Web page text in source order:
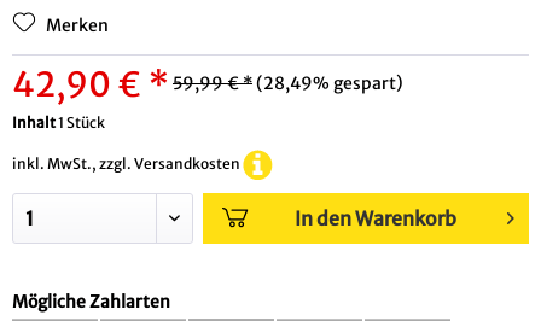
Merken
42,90 € * 59,99 € *(28,49% gespart)
Inhalt1 Stück
inkl. MwSt., zzgl. Versandkosten
In den Warenkorb
Mögliche Zahlarten